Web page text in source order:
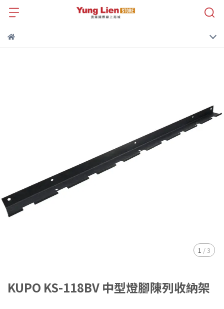
1 /3
KUPO KS-118BV 中型燈腳陳列收納架